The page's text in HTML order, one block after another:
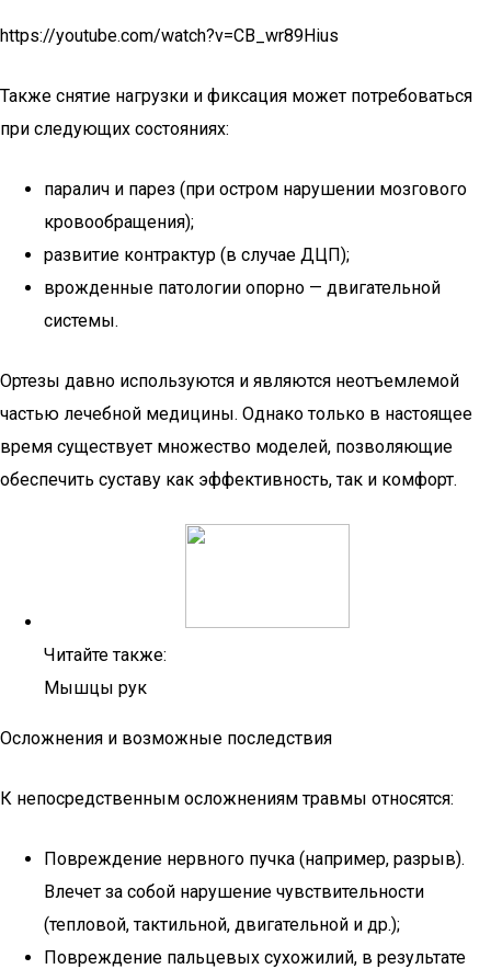
https://youtube.com/watch?v=CB_wr89Hius
Также снятие нагрузки и фиксация может потребоваться
при следующих состояниях:
паралич и парез (при остром нарушении мозгового
кровообращения);
развитие контрактур (в случае ДЦП);
врожденные патологии опорно — двигательной
системы.
Ортезы давно используются и являются неотъемлемой
частью лечебной медицины. Однако только в настоящее
время существует множество моделей, позволяющие
обеспечить суставу как эффективность, так и комфорт.
Читайте также:
Мышцы рук
Осложнения и возможные последствия
К непосредственным осложнениям травмы относятся:
Повреждение нервного пучка (например, разрыв).
Влечет за собой нарушение чувствительности
(тепловой, тактильной, двигательной и др.);
Повреждение пальцевых сухожилий, в результате